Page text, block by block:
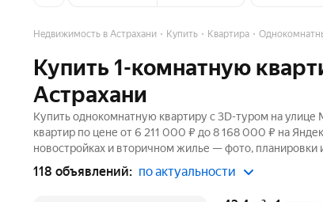
Недвижимость в Астрахани Купить Квартира
Купить 1-комнатную
Астрахани
Купить однокомнатную квартиру c 3D-туром на улице
квартир по цене от 6 211 000 ₽ до 8 168 000 ₽ на
новостройках и вторичном жилье — фото, планировки
118 объявлений: по актуальности